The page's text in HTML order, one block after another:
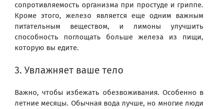
сопротивляемость организма при простуде и гриппе.
Кроме этого, железо является еще одним важным
питательным веществом, и лимоны улучшить
способность поглощать больше железа из пищи,
которую вы едите.
3. Увлажняет ваше тело
Важно, чтобы избежать обезвоживания. Особенно в
летние месяцы. Обычная вода лучше, но многие люди